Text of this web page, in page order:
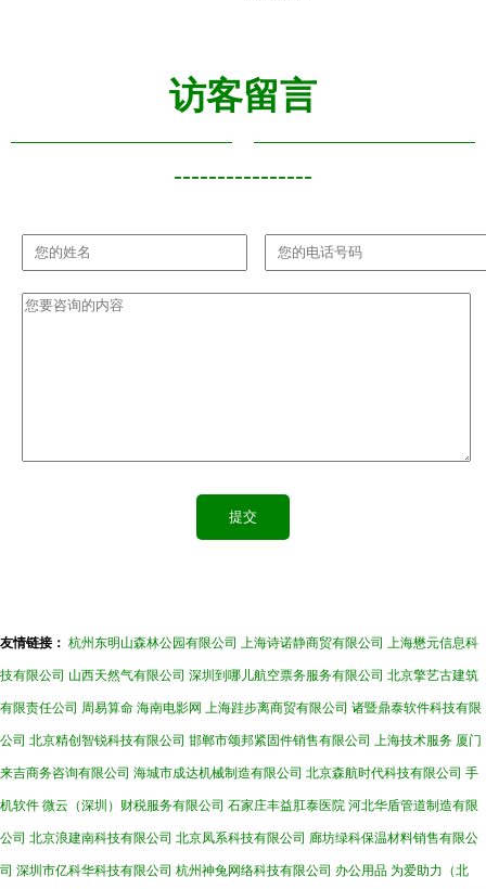
访客留言
----------------
友情链接： 杭州东明山森林公园有限公司 上海诗诺静商贸有限公司 上海懋元信息科
技有限公司 山西天然气有限公司 深圳到哪儿航空票务服务有限公司 北京擎艺古建筑
有限责任公司 周易算命 海南电影网 上海跬步离商贸有限公司 诸暨鼎泰软件科技有限
公司 北京精创智锐科技有限公司 邯郸市颂邦紧固件销售有限公司 上海技术服务 厦门
来吉商务咨询有限公司 海城市成达机械制造有限公司 北京森航时代科技有限公司 手
机软件 微云（深圳）财税服务有限公司 石家庄丰益肛泰医院 河北华盾管道制造有限
公司 北京浪建南科技有限公司 北京凤系科技有限公司 廊坊绿科保温材料销售有限公
司 深圳市亿科华科技有限公司 杭州神兔网络科技有限公司 办公用品 为爱助力（北